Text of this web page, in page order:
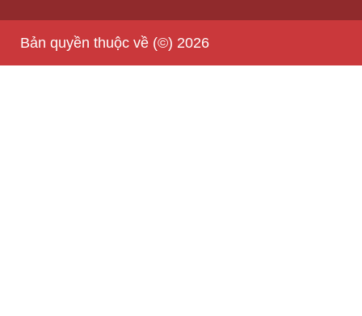
Bản quyền thuộc về (©) 2026